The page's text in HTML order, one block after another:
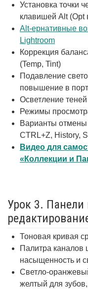
Установка точки
клавишей Alt (Opt
Alt-ернативные
Lightroom
Коррекция
(Temp, Tint)
Подавление
повышение в
Осветление
Режимы
Варианты отмены
CTRL+Z, History,
Видео для
«Коллекции и
Урок 3. Панели
Тоновая кривая
Палитра каналов
насыщенность и
Светло-
желтый для